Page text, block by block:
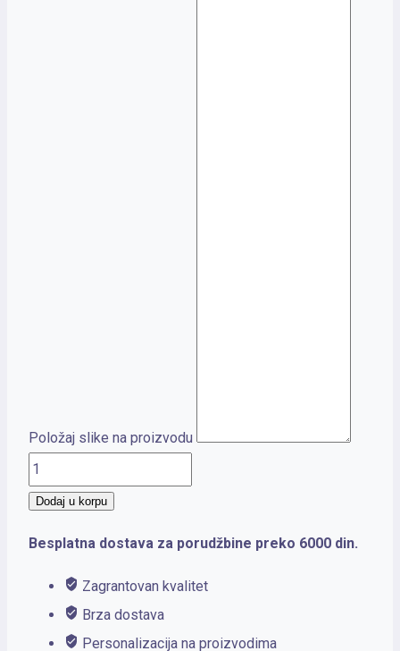
Položaj slike na proizvodu
POLLY
količina
Dodaj u korpu
Besplatna dostava za porudžbine preko 6000 din.
Zagrantovan kvalitet
Brza dostava
Personalizacija na proizvodima